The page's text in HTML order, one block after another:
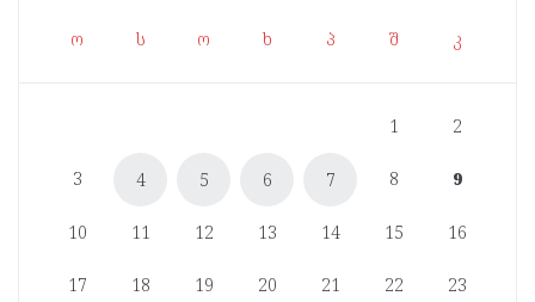
ო ს ო ხ პ შ კ
1 2
3 4 5 6 7 8 9
10 11 12 13 14 15 16
17 18 19 20 21 22 23